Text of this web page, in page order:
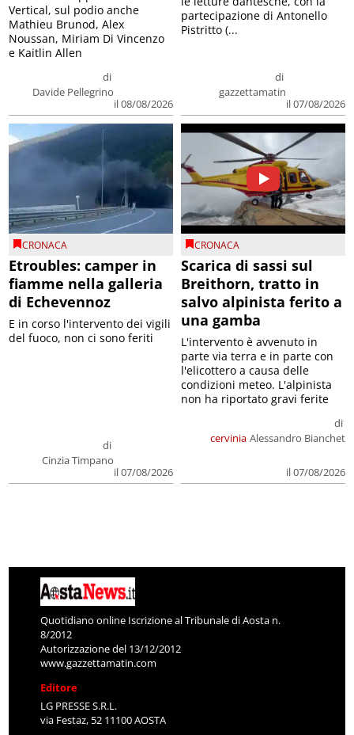
di
Davide Pellegrino
il 08/08/2026
Vertical, sul podio anche
Mathieu Brunod, Alex
Noussan, Miriam Di Vincenzo
e Kaitlin Allen
di
gazzettamatin
il 07/08/2026
partecipazione di Antonello
Pistritto (...
CRONACA
Etroubles: camper in
fiamme nella galleria
di Echevennoz
di
Cinzia Timpano
il 07/08/2026
E in corso l'intervento dei vigili
del fuoco, non ci sono feriti
CRONACA
Scarica di sassi sul
Breithorn, tratto in
salvo alpinista ferito a
una gamba
cervinia
di
Alessandro Bianchet
il 07/08/2026
L'intervento è avvenuto in
parte via terra e in parte con
l'elicottero a causa delle
condizioni meteo. L'alpinista
non ha riportato gravi ferite
Quotidiano online Iscrizione al Tribunale di Aosta n.
8/2012
Autorizzazione del 13/12/2012
www.gazzettamatin.com
Editore
LG PRESSE S.R.L.
via Festaz, 52 11100 AOSTA